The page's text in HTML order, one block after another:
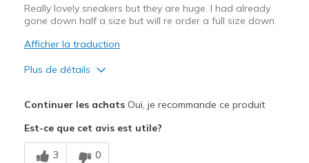
Really lovely sneakers but they are huge. I had already
gone down half a size but will re order a full size down.
Afficher la traduction
Plus de détails
Continuer les achatsOui, je recommande ce produit
Est-ce que cet avis est utile?
3 0